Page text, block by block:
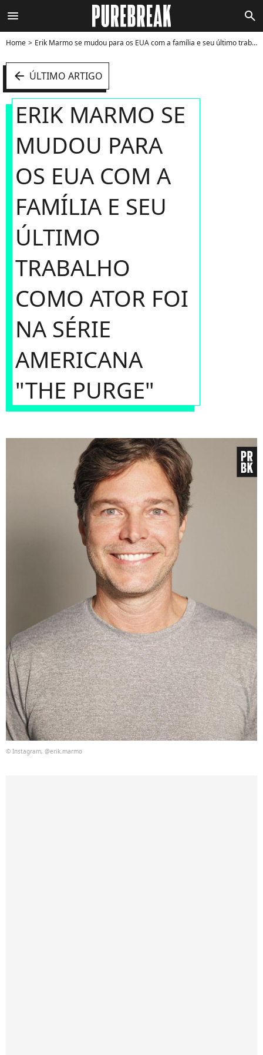
menu search
Home Erik Marmo se mudou para os EUA com a família e seu último trabalho como ator foi na série americana "The Purge" - Foto
arrow_left ÚLTIMO ARTIGO
ERIK MARMO SE
MUDOU PARA
OS EUA COM A
FAMÍLIA E SEU
ÚLTIMO
TRABALHO
COMO ATOR FOI
NA SÉRIE
AMERICANA
"THE PURGE"
© Instagram, @erik.marmo